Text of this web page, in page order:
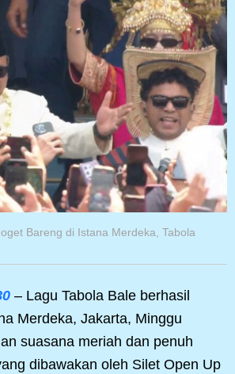
Bareng di Istana Merdeka, Tabola
– Lagu Tabola Bale berhasil
Merdeka, Jakarta, Minggu
suasana meriah dan penuh
dibawakan oleh Silet Open Up